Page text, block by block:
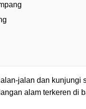
jalan dan
alam terkeren di